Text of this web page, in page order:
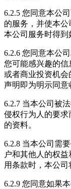
6.2.5 您同意本公
的服务，并使本
本公司服务时得到
6.2.6 您同意本公
您可能感兴趣的
或者商业投资机
声明即为明示同意
6.2.7 当本公司被
侵权行为人的要
的资料。
6.2.8 当本公司需
户和其他人的权
用条款时，本公司
6.2.9 您同意如果